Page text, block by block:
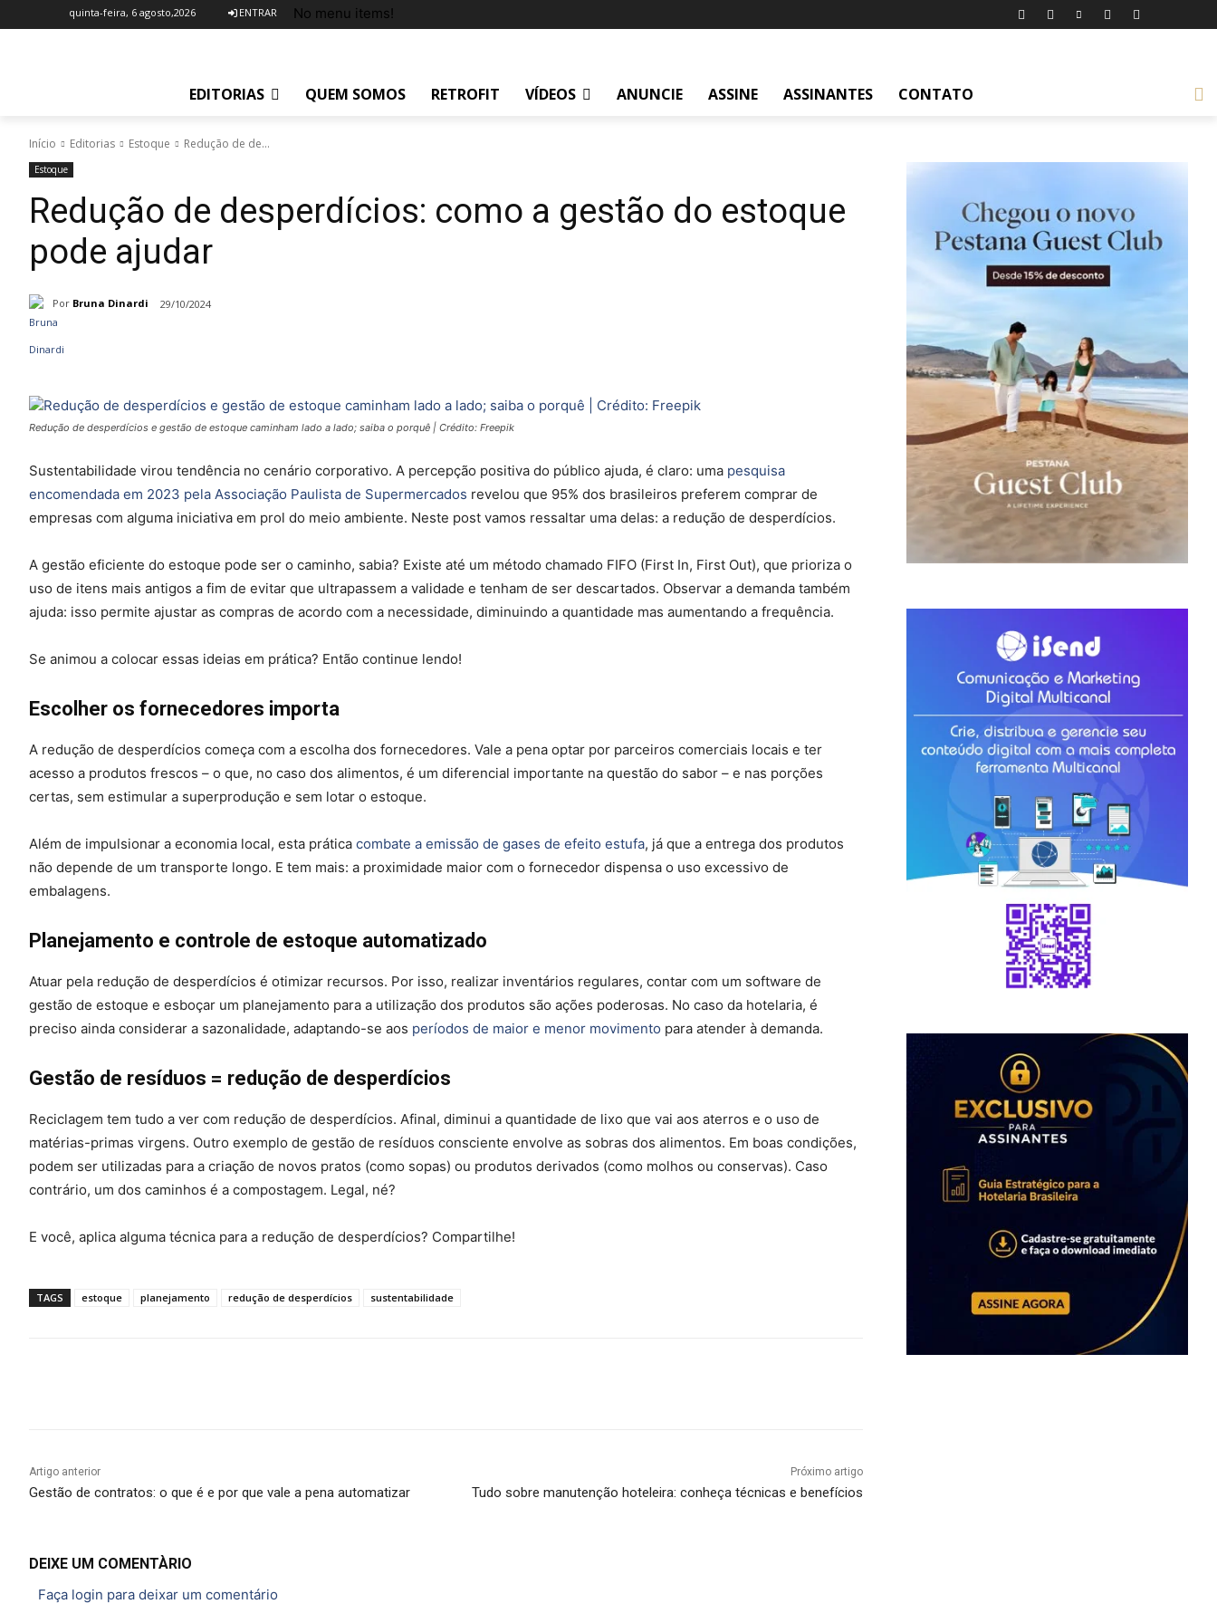
quinta-feira, 6 agosto,2026 ENTRAR No menu items!
EDITORIAS QUEM SOMOS RETROFIT VÍDEOS ANUNCIE ASSINE ASSINANTES CONTATO
Início Editorias Estoque Redução de de...
Estoque
Redução de desperdícios: como a gestão do estoque
pode ajudar
Por Bruna Dinardi 29/10/2024
Redução de desperdícios e gestão de estoque caminham lado a lado; saiba o porquê | Crédito: Freepik
Sustentabilidade virou tendência no cenário corporativo. A percepção positiva do público ajuda, é claro: uma pesquisa
encomendada em 2023 pela Associação Paulista de Supermercados revelou que 95% dos brasileiros preferem comprar de
empresas com alguma iniciativa em prol do meio ambiente. Neste post vamos ressaltar uma delas: a redução de desperdícios.
A gestão eficiente do estoque pode ser o caminho, sabia? Existe até um método chamado FIFO (First In, First Out), que prioriza o
uso de itens mais antigos a fim de evitar que ultrapassem a validade e tenham de ser descartados. Observar a demanda também
ajuda: isso permite ajustar as compras de acordo com a necessidade, diminuindo a quantidade mas aumentando a frequência.
Se animou a colocar essas ideias em prática? Então continue lendo!
Escolher os fornecedores importa
A redução de desperdícios começa com a escolha dos fornecedores. Vale a pena optar por parceiros comerciais locais e ter
acesso a produtos frescos – o que, no caso dos alimentos, é um diferencial importante na questão do sabor – e nas porções
certas, sem estimular a superprodução e sem lotar o estoque.
Além de impulsionar a economia local, esta prática combate a emissão de gases de efeito estufa, já que a entrega dos produtos
não depende de um transporte longo. E tem mais: a proximidade maior com o fornecedor dispensa o uso excessivo de
embalagens.
Planejamento e controle de estoque automatizado
Atuar pela redução de desperdícios é otimizar recursos. Por isso, realizar inventários regulares, contar com um software de
gestão de estoque e esboçar um planejamento para a utilização dos produtos são ações poderosas. No caso da hotelaria, é
preciso ainda considerar a sazonalidade, adaptando-se aos períodos de maior e menor movimento para atender à demanda.
Gestão de resíduos = redução de desperdícios
Reciclagem tem tudo a ver com redução de desperdícios. Afinal, diminui a quantidade de lixo que vai aos aterros e o uso de
matérias-primas virgens. Outro exemplo de gestão de resíduos consciente envolve as sobras dos alimentos. Em boas condições,
podem ser utilizadas para a criação de novos pratos (como sopas) ou produtos derivados (como molhos ou conservas). Caso
contrário, um dos caminhos é a compostagem. Legal, né?
E você, aplica alguma técnica para a redução de desperdícios? Compartilhe!
TAGS estoque planejamento redução de desperdícios sustentabilidade
Artigo anterior
Gestão de contratos: o que é e por que vale a pena automatizar
Próximo artigo
Tudo sobre manutenção hoteleira: conheça técnicas e benefícios
DEIXE UM COMENTÀRIO
Faça login para deixar um comentário